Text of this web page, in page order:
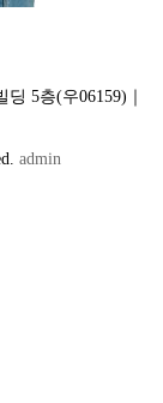
5층(우06159)｜
admin